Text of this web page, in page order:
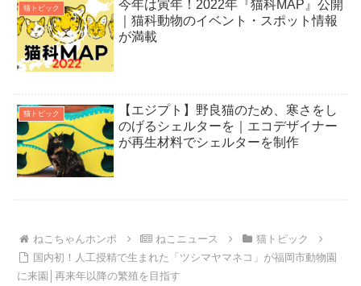
猫トピック
今年は寅年！2022年『猫科MAP』公開
｜猫科動物のイベント・スポット情報
が満載
猫トピック
【エジプト】野良猫のため、寒さをし
のげるシェルターを｜エコデザイナー
が再生材料でシェルターを制作
ねこちゃんホンポ ねこニュース
猫トピック
国内初！人工授精で生まれた「ツシマヤマネコ」が福岡市動物園
に来園│再来年以降の繁殖を目指す